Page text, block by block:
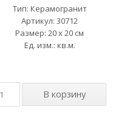
Тип: Керамогранит
Артикул: 30712
Размер: 20 x 20 см
Ед. изм.: кв.м.